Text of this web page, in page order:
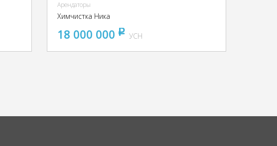
Арендаторы
Химчистка Ника
18 000 000 pуб
УСН